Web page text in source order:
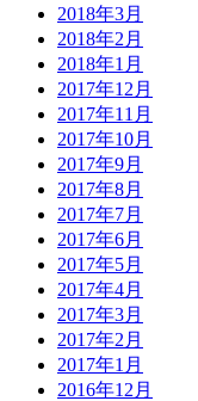
2018年3月
2018年2月
2018年1月
2017年12月
2017年11月
2017年10月
2017年9月
2017年8月
2017年7月
2017年6月
2017年5月
2017年4月
2017年3月
2017年2月
2017年1月
2016年12月